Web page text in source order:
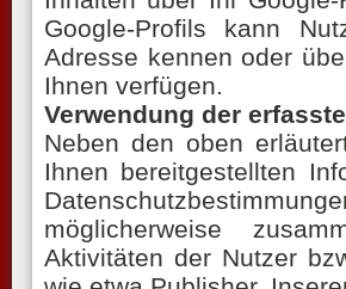
Google-Profils kann
Adresse kennen oder
Ihnen verfügen.
Verwendung der
Neben den oben
Ihnen bereitgestellten
möglicherweise
Aktivitäten der Nutzer